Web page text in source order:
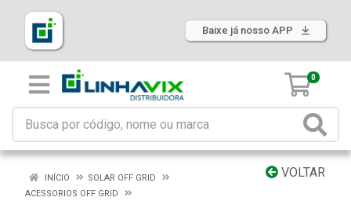
Baixe já nosso APP
0
VOLTAR
INÍCIO
SOLAR OFF GRID
ACESSORIOS OFF GRID